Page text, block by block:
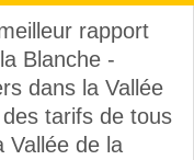
rapport
Blanche -
dans la Vallée
tarifs de tous
Vallée de la